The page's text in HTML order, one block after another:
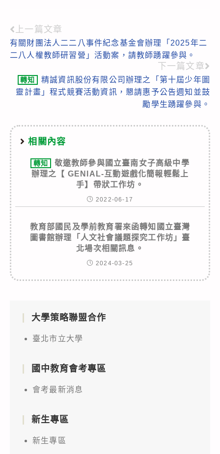
Read
more
上一篇文章
有關財團法人二二八事件紀念基金會辦理「2025年二
二八人權教師研習營」活動案，請教師踴躍參與。
下一篇文章
轉知
精誠資訊股份有限公司辦理之「第十屆少年圖
靈計畫」程式競賽活動資訊，懇請惠予公告週知並鼓
勵學生踴躍參與。
相關內容
轉知
敬邀教師參與國立臺南女子高級中學
辦理之【 GENIAL-互動遊戲化簡報輕鬆上
手】帶狀工作坊。
2022-06-17
教育部國民及學前教育署來函轉知國立臺灣
圖書館辦理「人文社會議題探究工作坊」臺
北場次相關訊息。
2024-03-25
大學策略聯盟合作
臺北市立大學
國中教育會考專區
會考最新消息
新生專區
新生專區